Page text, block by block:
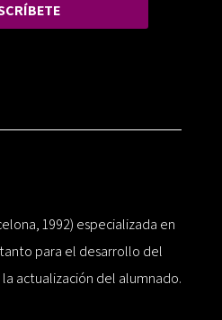
1992) especializada en
para el desarrollo del
actualización del alumnado.